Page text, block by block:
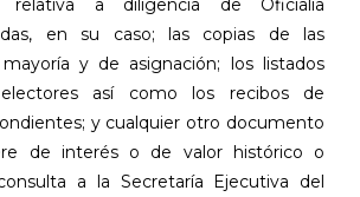
relativa a diligencia de Oficialía
en su caso; las copias de las
y de asignación; los listados
así como los recibos de
y cualquier otro documento
de interés o de valor histórico o
a la Secretaría Ejecutiva del